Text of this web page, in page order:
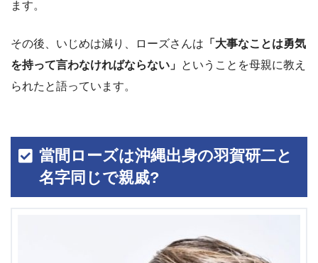
ます。
その後、いじめは減り、ローズさんは 「大事なことは勇気
を持って言わなければならない」 ということを母親に教え
られたと語っています。
當間ローズは沖縄出身の羽賀研二と
名字同じで親戚?